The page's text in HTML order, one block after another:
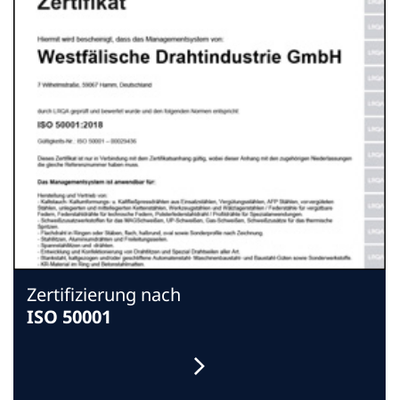
Zertifizierung nach
ISO 50001